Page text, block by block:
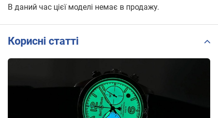
В даний час цієї моделі немає в продажу.
Корисні статті